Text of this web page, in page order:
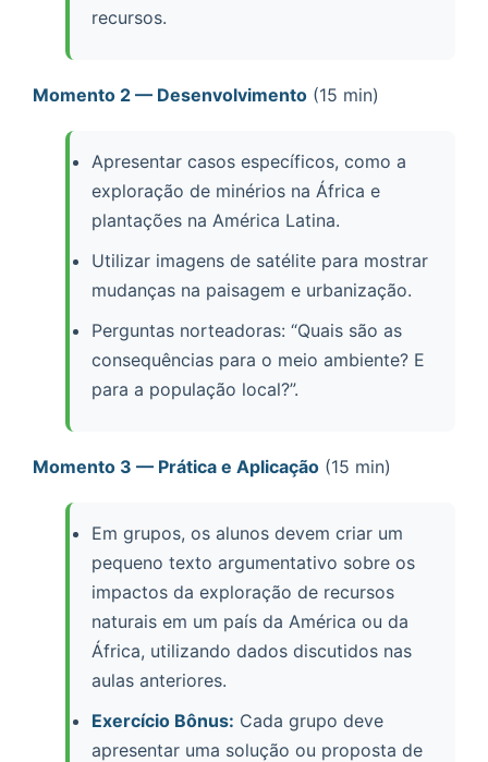
recursos.
Momento 2 — Desenvolvimento (15 min)
Apresentar casos específicos, como a
exploração de minérios na África e
plantações na América Latina.
Utilizar imagens de satélite para mostrar
mudanças na paisagem e urbanização.
Perguntas norteadoras: “Quais são as
consequências para o meio ambiente? E
para a população local?”.
Momento 3 — Prática e Aplicação (15 min)
Em grupos, os alunos devem criar um
pequeno texto argumentativo sobre os
impactos da exploração de recursos
naturais em um país da América ou da
África, utilizando dados discutidos nas
aulas anteriores.
Exercício Bônus: Cada grupo deve
apresentar uma solução ou proposta de